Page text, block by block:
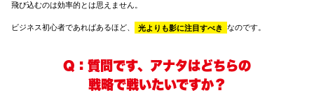
飛び込むのは効率的とは思えません。
ビジネス初心者であればあるほど、 光よりも影に注目すべき なのです。
Q：質問です、アナタはどちらの
戦略で戦いたいですか？